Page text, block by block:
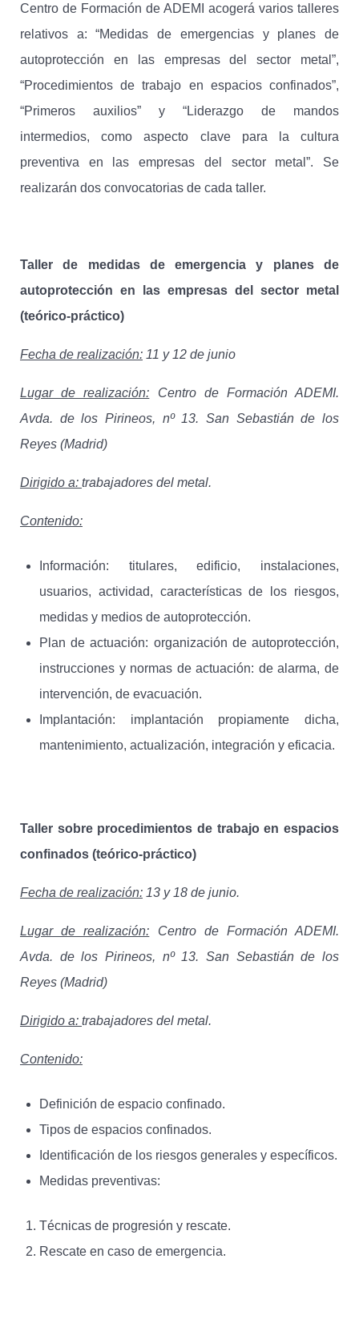
Centro de Formación de ADEMI acogerá varios talleres
relativos a: “Medidas de emergencias y planes de
autoprotección en las empresas del sector metal”,
“Procedimientos de trabajo en espacios confinados”,
“Primeros auxilios” y “Liderazgo de mandos
intermedios, como aspecto clave para la cultura
preventiva en las empresas del sector metal”. Se
realizarán dos convocatorias de cada taller.
Taller de medidas de emergencia y planes de
autoprotección en las empresas del sector metal
(teórico-práctico)
Fecha de realización: 11 y 12 de junio
Lugar de realización: Centro de Formación ADEMI.
Avda. de los Pirineos, nº 13. San Sebastián de los
Reyes (Madrid)
Dirigido a: trabajadores del metal.
Contenido:
Información: titulares, edificio, instalaciones,
usuarios, actividad, características de los riesgos,
medidas y medios de autoprotección.
Plan de actuación: organización de autoprotección,
instrucciones y normas de actuación: de alarma, de
intervención, de evacuación.
Implantación: implantación propiamente dicha,
mantenimiento, actualización, integración y eficacia.
Taller sobre procedimientos de trabajo en espacios
confinados (teórico-práctico)
Fecha de realización: 13 y 18 de junio.
Lugar de realización: Centro de Formación ADEMI.
Avda. de los Pirineos, nº 13. San Sebastián de los
Reyes (Madrid)
Dirigido a: trabajadores del metal.
Contenido:
Definición de espacio confinado.
Tipos de espacios confinados.
Identificación de los riesgos generales y específicos.
Medidas preventivas:
Técnicas de progresión y rescate.
Rescate en caso de emergencia.